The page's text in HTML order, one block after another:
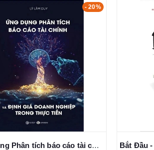
- 20%
Ứng dụng Phân tích báo cáo tài chính và định giá doanh nghiệp trong thực tiễn - Lý Lâm Duy